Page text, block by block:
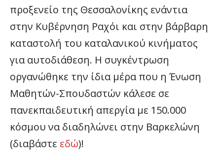
προξενείο της Θεσσαλονίκης ενάντια
στην Κυβέρνηση Ραχόι και στην βάρβαρη
καταστολή του καταλανικού κινήματος
για αυτοδιάθεση. Η συγκέντρωση
οργανώθηκε την ίδια μέρα που η Ένωση
Μαθητών-Σπουδαστών κάλεσε σε
πανεκπαιδευτική απεργία με 150.000
κόσμου να διαδηλώνει στην Βαρκελώνη
(διαβάστε εδώ)!